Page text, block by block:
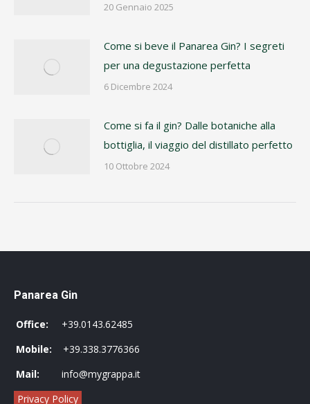
20 Gennaio 2025
Come si beve il Panarea Gin? I segreti
per una degustazione perfetta
6 Dicembre 2024
Come si fa il gin? Dalle botaniche alla
bottiglia, il viaggio del distillato perfetto
10 Ottobre 2024
Panarea Gin
Office:
+39.0143.62485
Mobile:
+39.338.3776366
Mail:
info@mygrappa.it
Privacy Policy